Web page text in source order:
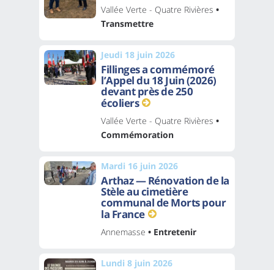
Vallée Verte - Quatre Rivières •
Transmettre
Jeudi 18 juin 2026
Fillinges a commémoré
l’Appel du 18 Juin (2026)
devant près de 250
écoliers
Vallée Verte - Quatre Rivières •
Commémoration
Mardi 16 juin 2026
Arthaz — Rénovation de la
Stèle au cimetière
communal de Morts pour
la France
Annemasse • Entretenir
Lundi 8 juin 2026